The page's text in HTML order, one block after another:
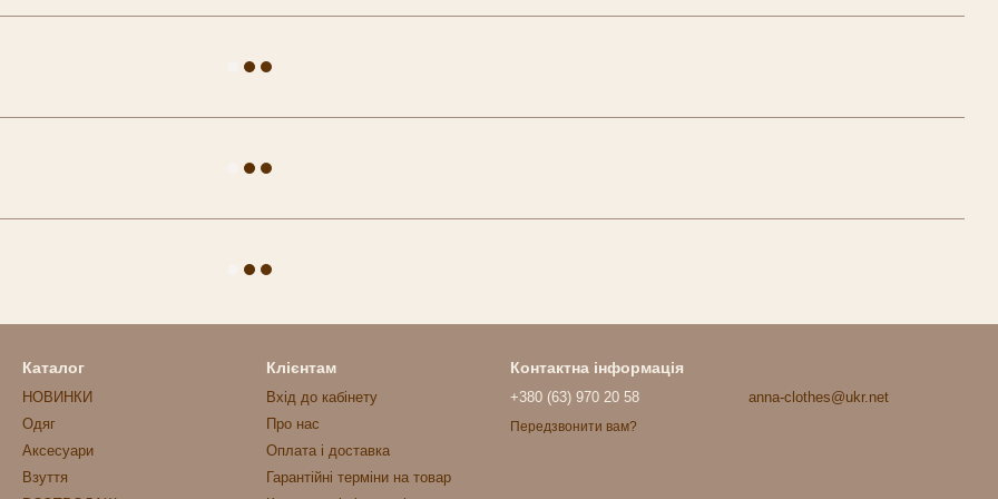
Каталог
НОВИНКИ
Одяг
Аксесуари
Взуття
Клієнтам
Вхід до кабінету
Про нас
Оплата і доставка
Гарантійні терміни на товар
Контактна інформація
+380 (63) 970 20 58
Передзвонити вам?
anna-clothes@ukr.net